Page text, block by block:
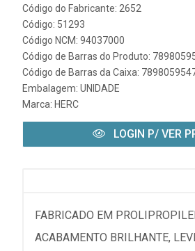
Código do Fabricante: 2652
Código: 51293
Código NCM: 94037000
Código de Barras do Produto:
Código de Barras da Caixa:
Embalagem: UNIDADE
Marca: HERC
LOGIN P/ VER
FABRICADO EM
ACABAMENTO BRILHANTE,